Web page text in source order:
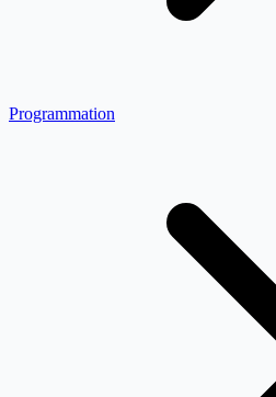
Programmation